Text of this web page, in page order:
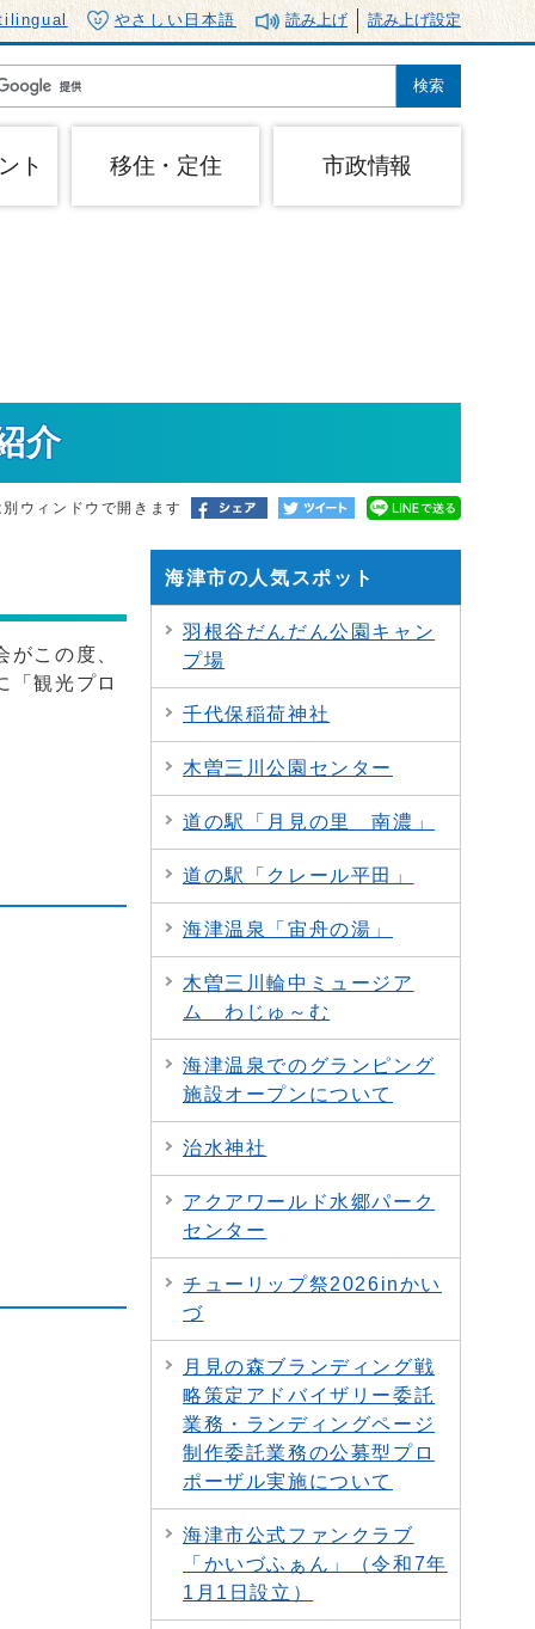
やさしい日本語 読み上げ 読み上げ設定
ト 移住・定住 市政情報
介
ウィンドウで開きます
この度、
「観光プロ
海津市の人気スポット
羽根谷だんだん公園キャン
プ場
千代保稲荷神社
木曽三川公園センター
道の駅「月見の里 南濃」
道の駅「クレール平田」
海津温泉「宙舟の湯」
木曽三川輪中ミュージア
ム わじゅ～む
海津温泉でのグランピング
施設オープンについて
治水神社
アクアワールド水郷パーク
センター
チューリップ祭2026inかい
づ
月見の森ブランディング戦
略策定アドバイザリー委託
業務・ランディングページ
制作委託業務の公募型プロ
ポーザル実施について
海津市公式ファンクラブ
「かいづふぁん」（令和7年
1月1日設立）